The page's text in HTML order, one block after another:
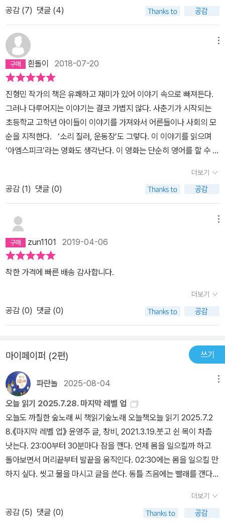
무 구기 종목은 이리 많은지. 그 중 공 던지기는 공에 대한 흑역사의
정점을 찍는다. 고등학교에 들어가기 위한 체력장 시험 종목. 구멍 뽕
뽕 뚫린 시퍼런 공을 있는 힘껏 던지기만 하면 되었건만. 이론적으로
는 더할 나위 없이 멀리 뻗어나가는 45°의 포물선이 왜 실전에서는
적용이 안 된단 말인가. 마음만은 투포환 선수인 나를 가까이서 목격
한 친구는 살며시 다가와 말했다. **아, 공을 왜 땅으로 내리꽂냐? 5
m 간격으로 그려진 거리 라인의 두 번째 칸을 넘어보는 게 원이었던
나는 끝내 평균 5m, 최고 8m의 저질스런 기록으로 학창시절을 마무
리한다. 아! 놀고 싶다! 마지막 책장을 덮었다. 빈곤의 악순환처럼 반
복되던, 트라우마에 가까웠던 공에 대한 거부감이 살살 부는 바람에
걷히는 아침 안개처럼 사라져가는 듯 했다.동화 속 아이들은 어린 시
절의 나를 불러왔다. 공을 두려워하기 훨씬 이전으로. 친구들을 따라
원피스를 입고 철봉에서 거꾸로오르기를 해도 전혀 민망하지 않던 그
치기를 하던 모습이 두루마리 화장지처럼 두루루 풀렸다.원래 노는
데에는 큰 땅이 필요 없었다. 뭔가를 정식으로 하려면 몸에 힘이 들어
가고 요것조것 따지는 것도 많아지지만, 노는 일은 그런 게 아니었다.
(p143) 진형민 동화 속의 아이들을 볼 때마다 탱탱볼을 연상한다.
드러나지만 유리처럼 쉽게 깨어지지는 않는다. 차돌과 같은 단단함과
맹랑함이 있다. 천방지축 한 듯해도 짐짓 당당하고 슬기롭게 그들만
의 방식으로 문제를 해결한다. 빠져들 수밖에 없다. 더욱 매력적인 건
아이들이 부러웠다. 수학 50점을 맞는 게 평생 소원인 아이들이, 자
신이 속한 팀에 불리해도 아웃!을 외치는 김동해의 솔직함이, 어디서
든 당찬 공희주가, 잠자리채와 실내화와 빗자루가. 운동장을 넘어서
는 자유가 있는 그들은 노는 것이 뭔지 뭘 좀 아는 놈들이었다. 체육
을 못했던 아이. 못했기에 안했고 안했기에 못했던. 어쩌면 나는 너무
복잡한 편견을 가지고 체육이란 걸 어렵게만 바라봤던 건 아니었을
까. 마음을 내려놓고 그냥 놀면 되는 거였는데. 좀 더 재미있게 노는
방법을 배우는 것이었는데. 어느새 운동장에서 마음껏 소리도 지르지
못하는 어른이 되어버렸나. 지나간 시간은 늘 아쉽다. 마음 한 켠 남아
있는, 마음껏 뛰어놀지 못한 미련. 운동장에서 놀아본 지가 언제였더
공감 (7) 댓글 (4)
흰돌이 2018-07-20
진형민 작가의 책은 유쾌하고 재미가 있어 이야기 속으로 빠져든다.
그러나 다루어지는 이야기는 결코 가볍지 않다. 사춘기가 시작되는
초등학교 고학년 아이들이 이야기를 가져와서 어른들이나 사회의 모
순을 지적한다. ‘소리 질러, 운동장’도 그렇다. 이 이야기를 읽으며
‘아엠스피크’라는 영화도 생각난다. 이 영화는 단순히 영어를 할 수 있
김동해는 야구시합에서 자기팀에 유리한 판정을 거부하고 정의(정
직)를 외치다 야구부에서 쫓겨나고, 공희주는 여자라서 야구부에 들
지 못하는 차별을 받는다. 막야구부를 만들어 야구부와 운동장 사용
에 대한 갈등이 있지만, 막야구 시합으로 운동장 사용에 대한 예상치
못한 해피엔딩으로 막을 내린다. 이 막야구 시합 전에 과정에서 운동
장 사용을 위한 치열한 싸움이 벌어지는데, 지혜를 발휘하여 막야구
할 수 있는 공간을 키우기 위해 공희주 아버지의 도움으로 얻게 된 수
학문제로 아이들과 거래를 한다. 또 이 문제를 아이들과 같이 풀고 서
로에게 가르쳐주는 진짜 협력학습이 이루어진다. 정당하게 말과 행동
으로 자신들의 권리를 찾아나가며 협력하는 아이들의 모습이 그려지
간으로써의 운동장의 회복을 말하고 있다. 지금은 학교 운동장에서
노는 아이들이 거의 없다. 대부분의 아이들이 학원에 가기 때문이다.
어쩌면 이 짓누르는 입시 위주의 교육이나 사회에 대해 김동해나 공
희주처럼 소리를 지르라고 하는 것은 아닐까? 놀 권리를 찾고, 경쟁
보다 협력을 통해 이 모순을 깨뜨리기를 원하는 것이 아닐까? ‘어른
들이 화를 내기 시작하면 골치가 아파지기 때문이다. 처음엔 뭔가 이
유를 대면서 화를 내지만, 일단 화를 냈다 하면 하나같이 브레이크 고
장 난 자동차가 되고 만다. 그래서 나중에는 말도 안 되는 이유를 갖다
붙이면서 계속 화를 내고, 더 화를 내고, 점점 더 화를 내가가 아아아
악 자기 혼자 폭발을 한 다음에야 겨우 끝이 난다. 그러니 그 전에 빨
을 막야구부가 야구부를 위해 양보하라고 했을 때, 김동해와 아이들
이 왜 그래야 하냐고 했다. 그 때 감독의 모습을 묘사한 것인데, 저를
더보기
공감 (1) 댓글 (0)
zun1101 2019-04-06
착한 가격에 빠른 배송 감사합니다.
더보기
공감 (0) 댓글 (0)
마이페이퍼 (2편) 쓰기
파란놀 2025-08-04
오늘 읽기 2025.7.28. 마지막 레벨 업
오늘도 까칠한 숲노래 씨 책읽기숲노래 오늘책오늘 읽기 2025.7.2
8.《마지막 레벨 업》 윤영주 글, 창비, 2021.3.19.붓고 쉰 목이 차츰
낫는다. 23:00부터 30분마다 잠을 깬다. 언제 몸을 일으킬까 하고
돌아보면서 머리끝부터 발끝을 움직인다. 02:30에는 몸을 일으킬 만
하지 싶다. 씻고 물을 마시고 글을 쓴다. 동틀 즈음에는 빨래를 갠다.
쓴 수건 빨래이다. 책집지기님 혼자 일하실 듯하기에, 수북하게 쌓인
수건 빨랫감은 내가 하나씩 천천히 말리고서 갠다. 책짐을 잔뜩 이고
더보기
공감 (5) 댓글 (0)